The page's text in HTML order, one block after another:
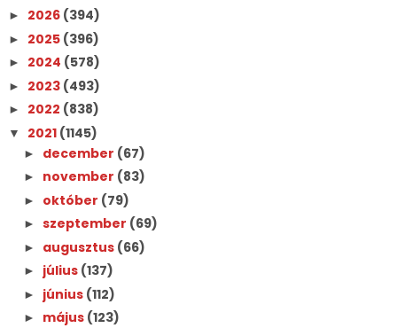
► 2026 (394)
► 2025 (396)
► 2024 (578)
► 2023 (493)
► 2022 (838)
▼ 2021 (1145)
► december (67)
► november (83)
► október (79)
► szeptember (69)
► augusztus (66)
► július (137)
► június (112)
► május (123)